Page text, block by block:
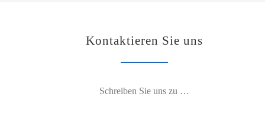
Kontaktieren Sie uns
Schreiben Sie uns zu …